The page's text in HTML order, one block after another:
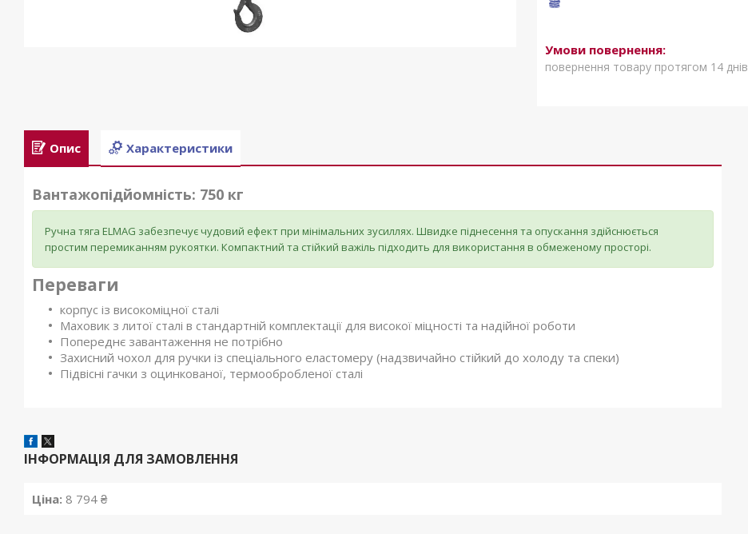
повернення товару протягом 14 днів
Опис Характеристики
Вантажопідйомність: 750 кг
Ручна тяга ELMAG забезпечує чудовий ефект при мінімальних зусиллях. Швидке піднесення та опускання здійснюється
простим перемиканням рукоятки. Компактний та стійкий важіль підходить для використання в обмеженому просторі.
Переваги
корпус із високоміцної сталі
Маховик з литої сталі в стандартній комплектації для високої міцності та надійної роботи
Попереднє завантаження не потрібно
Захисний чохол для ручки із спеціального еластомеру (надзвичайно стійкий до холоду та спеки)
Підвісні гачки з оцинкованої, термообробленої сталі
ІНФОРМАЦІЯ ДЛЯ ЗАМОВЛЕННЯ
Ціна: 8 794 ₴